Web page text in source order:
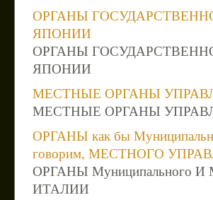
ОРГАНЫ
ЯПОНИИ
ОРГАНЫ
ЯПОНИИ
МЕСТНЫЕ ОРГАНЫ
МЕСТНЫЕ ОРГАНЫ
ОРГАНЫ как бы
говорим, МЕСТНОГО
ОРГАНЫ Муниципального
ИТАЛИИ